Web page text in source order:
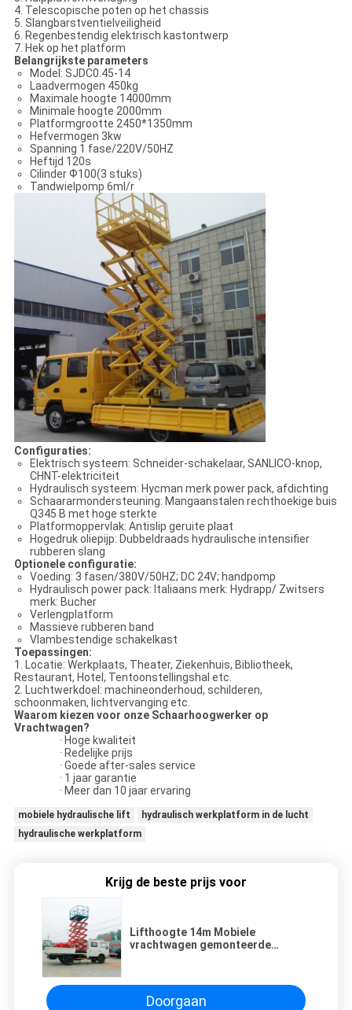
4. Telescopische poten op het chassis
5. Slangbarstventielveiligheid
6. Regenbestendig elektrisch kastontwerp
7. Hek op het platform
Belangrijkste parameters
Model: SJDC0.45-14
Laadvermogen 450kg
Maximale hoogte 14000mm
Minimale hoogte 2000mm
Platformgrootte 2450*1350mm
Hefvermogen 3kw
Spanning 1 fase/220V/50HZ
Heftijd 120s
Cilinder Ф100(3 stuks)
Tandwielpomp 6ml/r
Configuraties:
Elektrisch systeem: Schneider-schakelaar, SANLICO-knop,
CHNT-elektriciteit
Hydraulisch systeem: Hycman merk power pack, afdichting
Schaararmondersteuning: Mangaanstalen rechthoekige buis
Q345 B met hoge sterkte
Platformoppervlak: Antislip geruite plaat
Hogedruk oliepijp: Dubbeldraads hydraulische intensifier
rubberen slang
Optionele configuratie:
Voeding: 3 fasen/380V/50HZ; DC 24V; handpomp
Hydraulisch power pack: Italiaans merk: Hydrapp/ Zwitsers
merk: Bucher
Verlengplatform
Massieve rubberen band
Vlambestendige schakelkast
Toepassingen:
1. Locatie: Werkplaats, Theater, Ziekenhuis, Bibliotheek,
Restaurant, Hotel, Tentoonstellingshal etc.
2. Luchtwerkdoel: machineonderhoud, schilderen,
schoonmaken, lichtvervanging etc.
Waarom kiezen voor onze Schaarhoogwerker op
Vrachtwagen?
· Hoge kwaliteit
· Redelijke prijs
· Goede after-sales service
· 1 jaar garantie
· Meer dan 10 jaar ervaring
mobiele hydraulische lift
hydraulisch werkplatform in de lucht
hydraulische werkplatform
Krijg de beste prijs voor
Lifthoogte 14m Mobiele
vrachtwagen gemonteerde
Doorgaan